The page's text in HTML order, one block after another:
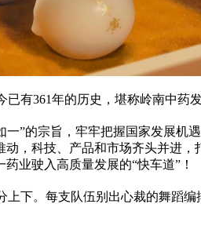
有361年的历史，堪称岭南中药发
”的宗旨，牢牢把握国家发展
，科技、产品和市场齐头并进
业驶入高质量发展的“快车道”！
下。每支队伍别出心裁的舞蹈